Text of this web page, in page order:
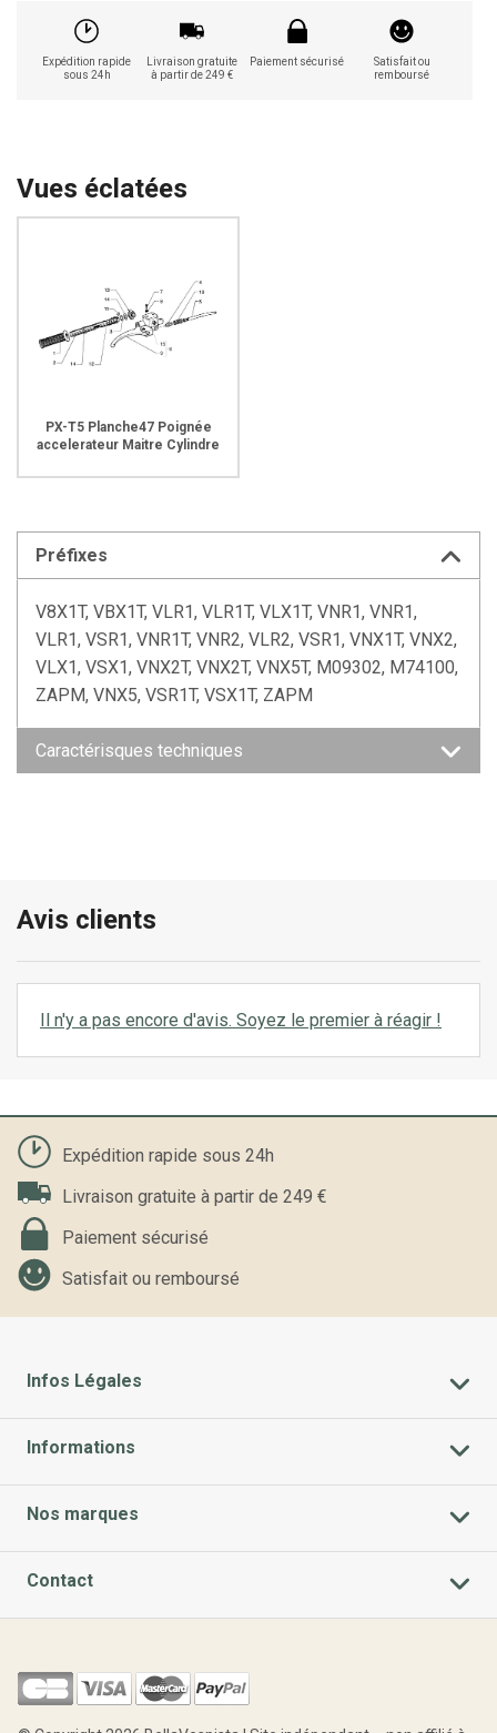
Expédition rapide
sous 24h
Livraison gratuite
à partir de 249 €
Paiement sécurisé
Satisfait ou
remboursé
Vues éclatées
PX-T5 Planche47 Poignée
accelerateur Maitre Cylindre
Préfixes
V8X1T, VBX1T, VLR1, VLR1T, VLX1T, VNR1, VNR1,
VLR1, VSR1, VNR1T, VNR2, VLR2, VSR1, VNX1T, VNX2,
VLX1, VSX1, VNX2T, VNX2T, VNX5T, M09302, M74100,
ZAPM, VNX5, VSR1T, VSX1T, ZAPM
Caractérisques techniques
Avis clients
Il n'y a pas encore d'avis. Soyez le premier à réagir !
Expédition rapide sous 24h
Livraison gratuite à partir de 249 €
Paiement sécurisé
Satisfait ou remboursé
Infos Légales
Informations
Nos marques
Contact